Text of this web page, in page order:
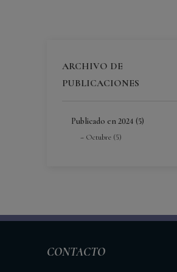
ARCHIVO DE
PUBLICACIONES
Publicado en 2024 (5)
Octubre (5)
CONTACTO